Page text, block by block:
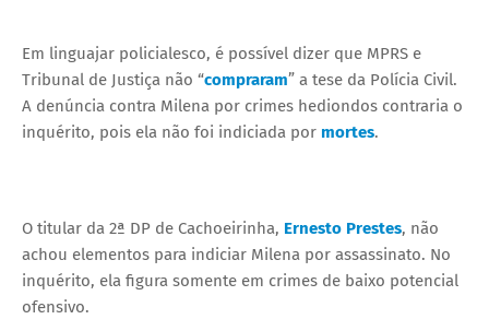
Em linguajar policialesco, é possível dizer que MPRS e
Tribunal de Justiça não “compraram” a tese da Polícia Civil.
A denúncia contra Milena por crimes hediondos contraria o
inquérito, pois ela não foi indiciada por mortes.
O titular da 2ª DP de Cachoeirinha, Ernesto Prestes, não
achou elementos para indiciar Milena por assassinato. No
inquérito, ela figura somente em crimes de baixo potencial
ofensivo.